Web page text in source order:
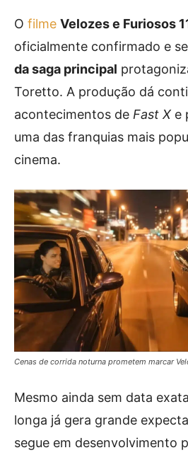
O filme Velozes e Furiosos
oficialmente confirmado e
da saga principal
Toretto. A produção dá
acontecimentos de Fast X e
uma das franquias mais
cinema.
Cenas de corrida noturna prometem marcar
Mesmo ainda sem data
longa já gera grande
segue em desenvolvimento